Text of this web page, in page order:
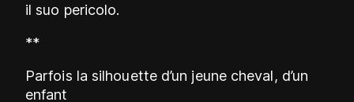
il suo pericolo.
**
Parfois la silhouette d’un jeune cheval, d’un
enfant